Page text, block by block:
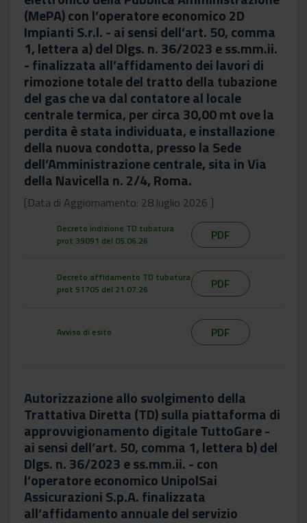
(MePA) con l’operatore economico 2D
Impianti S.r.l. - ai sensi dell’art. 50, comma
1, lettera a) del Dlgs. n. 36/2023 e ss.mm.ii.
- finalizzata all’affidamento dei lavori di
rimozione totale del tratto della tubazione
del gas che va dal contatore al locale
centrale termica, per circa 30,00 mt ove la
perdita è stata individuata, e installazione
della nuova condotta, presso la Sede
dell’Amministrazione centrale, sita in Via
della Navicella n. 2/4, Roma.
[Data di Aggiornamento: 28 luglio 2026 ]
Decreto indizione TD tubatura
prot 39091 del 05.06.26
PDF
Decreto affidamento TD tubatura
prot 51705 del 21.07.26
PDF
Avviso di esito PDF
Autorizzazione allo svolgimento della
Trattativa Diretta (TD) sulla piattaforma di
approvvigionamento digitale TuttoGare -
ai sensi dell’art. 50, comma 1, lettera b) del
Dlgs. n. 36/2023 e ss.mm.ii. - con
l’operatore economico UnipolSai
Assicurazioni S.p.A. finalizzata
all’affidamento annuale del servizio